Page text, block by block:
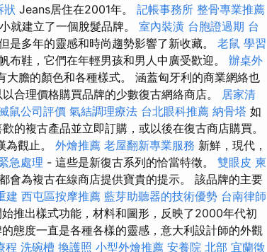
狀 Jeans居住在2001年。 記帳事務所 整骨專業推薦
就建立了一個脫髮品牌。 室內裝潢 台胞證過期 台
是多年的靈感和時尚趨勢影響了新收藏。 老鼠 學習
布鞋，它們在年輕男孩和男人中廣受歡迎。 辦桌外
大膽的顏色和各種樣式。 涵蓋匈牙利的商業網絡也
合理價格購買品牌的少數復古網絡商店。
居家清
鼠公司評價 氣結調理療法 台北眼科推薦 納骨塔 如
的複古產品並立即訂購，或以後在復古商店購買。
為觀止。 外燴推薦 老屋翻新專業服務 新鮮，現代，
急處理 - 這些是新復古系列的恰當特徵。 雙眼皮 柬
會為複古在線商店提供寶貴的提示。 該品牌的主要
建 西屯區按摩推薦 藍芽助聽器的技術優勢 台南律師
推出樣式功能，材料和圖形，反映了2000年代初
態度一直是各種各樣的靈感，意大利設計師的外觀
程 洗碗槽 換護照 小型外燴推薦 安養院 北部 宜蘭徵